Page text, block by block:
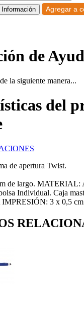
de
la siguiente manera...
del
de apertura Twist.
de largo. MATERIAL:
Individual. Caja
3 x 0,5